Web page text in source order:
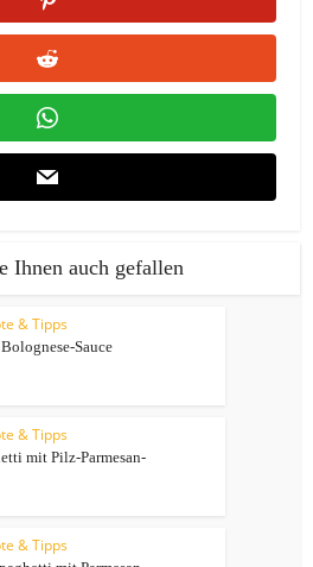
Ihnen auch gefallen
& Tipps
Sauce
& Tipps
mit Pilz-Parmesan-
& Tipps